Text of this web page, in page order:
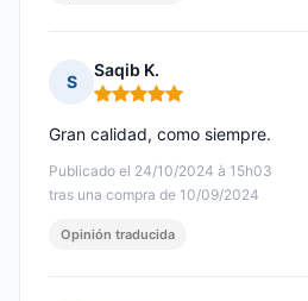
S
Saqib K.
Nota: 5 de 5
Publicado el 24/10/2024 à 15h03
tras una compra de 10/09/2024
Gran calidad, como siempre.
Opinión traducida